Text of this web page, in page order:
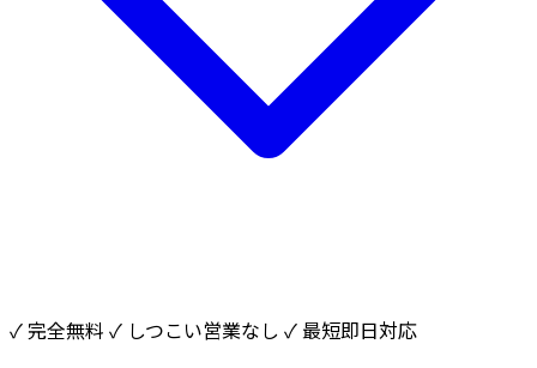
✓ 完全無料 ✓ しつこい営業なし ✓ 最短即日対応